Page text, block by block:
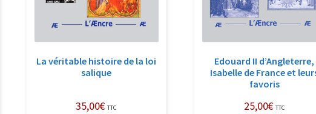
La véritable histoire de la loi
salique
35,00€ TTC
Edouard II d’Angleterre,
Isabelle de France et
favoris
25,00€ TTC